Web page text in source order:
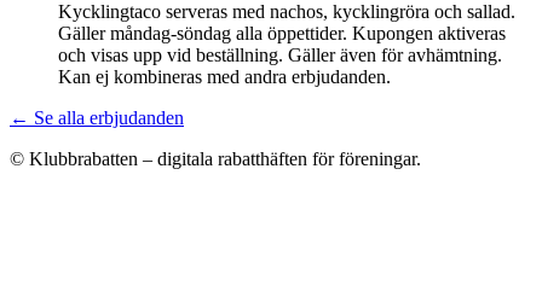
Kycklingtaco serveras med nachos, kycklingröra och sallad.
Gäller måndag-söndag alla öppettider. Kupongen aktiveras
och visas upp vid beställning. Gäller även för avhämtning.
Kan ej kombineras med andra erbjudanden.
← Se alla erbjudanden
© Klubbrabatten – digitala rabatthäften för föreningar.